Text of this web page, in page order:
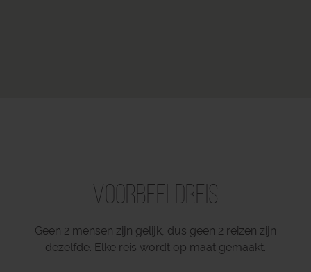
Voorbeeldreis
Geen 2 mensen zijn gelijk, dus geen 2 reizen zijn
dezelfde. Elke reis wordt op maat gemaakt.